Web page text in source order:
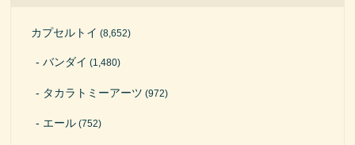
カプセルトイ (8,652)
バンダイ (1,480)
タカラトミーアーツ (972)
エール (752)